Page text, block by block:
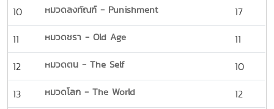
10
หมวดลงทัณฑ์ - Punishment
17
11
หมวดชรา - Old Age
11
12
หมวดตน - The Self
10
13
หมวดโลก - The World
12